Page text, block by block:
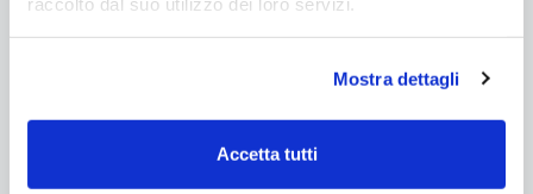
Mostra dettagli
Accetta tutti
Grazie a questo modulo potrete contattarci per
possibile per dare una risposta ai Vostri dubbi. Il